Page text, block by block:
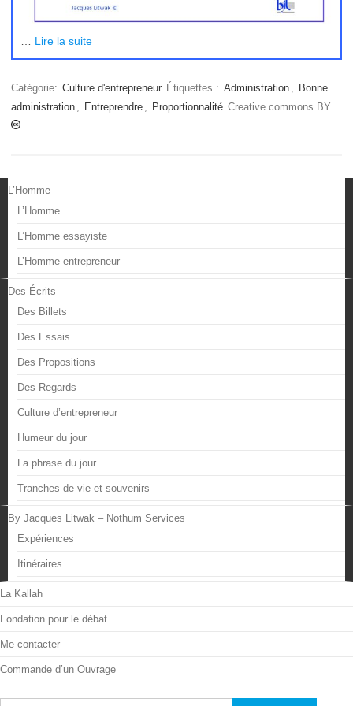
Lire la suite
Catégorie: Culture d'entrepreneur Étiquettes : Administration
Bonne
administration
Entreprendre Proportionnalité Creative commons BY
L’Homme
L’Homme
L’Homme essayiste
L’Homme entrepreneur
Des Écrits
Des Billets
Des Essais
Des Propositions
Des Regards
Culture d’entrepreneur
Humeur du jour
La phrase du jour
Tranches de vie et souvenirs
By Jacques Litwak – Nothum Services
Expériences
Itinéraires
La Kallah
Fondation pour le débat
Me contacter
Commande d’un Ouvrage